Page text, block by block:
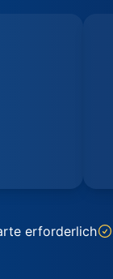
erforderlich